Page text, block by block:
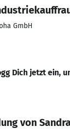
GmbH
Dich jetzt ein,
von